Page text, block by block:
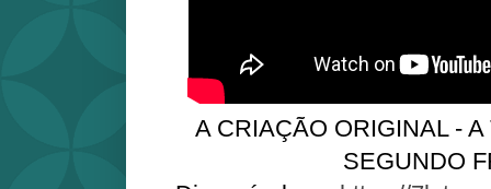
A CRIAÇÃO ORIGINAL -
SEGUNDO